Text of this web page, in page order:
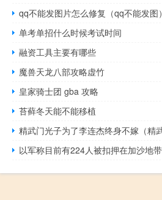
qq不能发图片怎么修复（qq不能发图）
单考单招什么时候考试时间
融资工具主要有哪些
魔兽天龙八部攻略虚竹
皇家骑士团 gba 攻略
苔藓冬天能不能移植